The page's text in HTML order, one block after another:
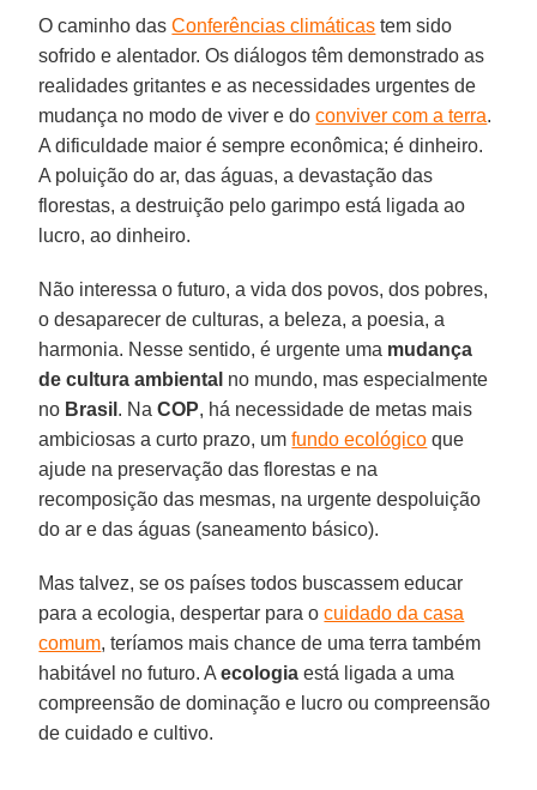
O caminho dasConferências climáticas tem sido
sofrido e alentador. Os diálogos têm demonstrado as
realidades gritantes e as necessidades urgentes de
mudança no modo de viver e doconviver com a terra.
A dificuldade maior é sempre econômica; é dinheiro.
A poluição do ar, das águas, a devastação das
florestas, a destruição pelo garimpo está ligada ao
lucro, ao dinheiro.
Não interessa o futuro, a vida dos povos, dos pobres,
o desaparecer de culturas, a beleza, a poesia, a
harmonia. Nesse sentido, é urgente uma mudança
de cultura ambiental no mundo, mas especialmente
no Brasil . NaCOP, há necessidade de metas mais
ambiciosas a curto prazo, umfundo ecológico que
ajude na preservação das florestas e na
recomposição das mesmas, na urgente despoluição
do ar e das águas (saneamento básico).
Mas talvez, se os países todos buscassem educar
para a ecologia, despertar para ocuidado da casa
comum, teríamos mais chance de uma terra também
habitável no futuro. Aecologia está ligada a uma
compreensão de dominação e lucro ou compreensão
de cuidado e cultivo.